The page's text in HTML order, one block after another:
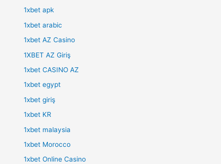
1xbet apk
1xbet arabic
1xbet AZ Casino
1XBET AZ Giriş
1xbet CASINO AZ
1xbet egypt
1xbet giriş
1xbet KR
1xbet malaysia
1xbet Morocco
1xbet Online Casino